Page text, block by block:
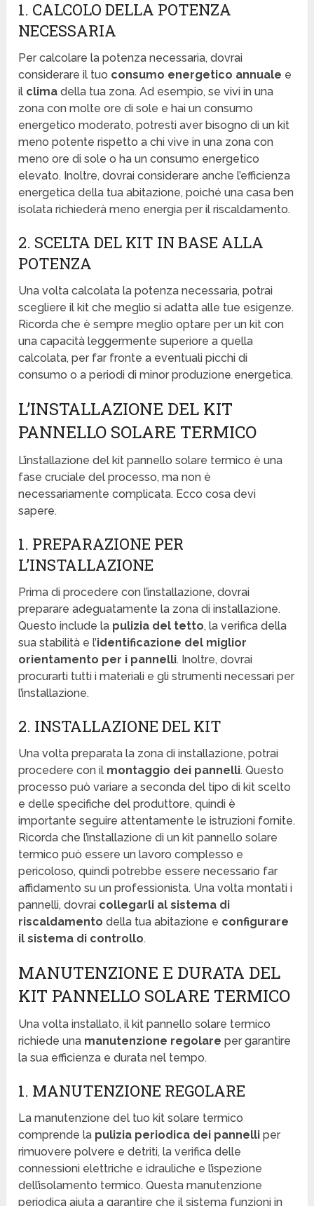
1. CALCOLO DELLA POTENZA
NECESSARIA
Per calcolare la potenza necessaria, dovrai
considerare il tuo consumo energetico annuale e
il clima della tua zona. Ad esempio, se vivi in una
zona con molte ore di sole e hai un consumo
energetico moderato, potresti aver bisogno di un kit
meno potente rispetto a chi vive in una zona con
meno ore di sole o ha un consumo energetico
elevato. Inoltre, dovrai considerare anche l’efficienza
energetica della tua abitazione, poiché una casa ben
isolata richiederà meno energia per il riscaldamento.
2. SCELTA DEL KIT IN BASE ALLA
POTENZA
Una volta calcolata la potenza necessaria, potrai
scegliere il kit che meglio si adatta alle tue esigenze.
Ricorda che è sempre meglio optare per un kit con
una capacità leggermente superiore a quella
calcolata, per far fronte a eventuali picchi di
consumo o a periodi di minor produzione energetica.
L’INSTALLAZIONE DEL KIT
PANNELLO SOLARE TERMICO
L’installazione del kit pannello solare termico è una
fase cruciale del processo, ma non è
necessariamente complicata. Ecco cosa devi
sapere.
1. PREPARAZIONE PER
L’INSTALLAZIONE
Prima di procedere con l’installazione, dovrai
preparare adeguatamente la zona di installazione.
Questo include la pulizia del tetto, la verifica della
sua stabilità e l’identificazione del miglior
orientamento per i pannelli. Inoltre, dovrai
procurarti tutti i materiali e gli strumenti necessari per
l’installazione.
2. INSTALLAZIONE DEL KIT
Una volta preparata la zona di installazione, potrai
procedere con il montaggio dei pannelli. Questo
processo può variare a seconda del tipo di kit scelto
e delle specifiche del produttore, quindi è
importante seguire attentamente le istruzioni fornite.
Ricorda che l’installazione di un kit pannello solare
termico può essere un lavoro complesso e
pericoloso, quindi potrebbe essere necessario far
affidamento su un professionista. Una volta montati i
pannelli, dovrai collegarli al sistema di
riscaldamento della tua abitazione e configurare
il sistema di controllo.
MANUTENZIONE E DURATA DEL
KIT PANNELLO SOLARE TERMICO
Una volta installato, il kit pannello solare termico
richiede una manutenzione regolare per garantire
la sua efficienza e durata nel tempo.
1. MANUTENZIONE REGOLARE
La manutenzione del tuo kit solare termico
comprende la pulizia periodica dei pannelli per
rimuovere polvere e detriti, la verifica delle
connessioni elettriche e idrauliche e l’ispezione
dell’isolamento termico. Questa manutenzione
periodica aiuta a garantire che il sistema funzioni in